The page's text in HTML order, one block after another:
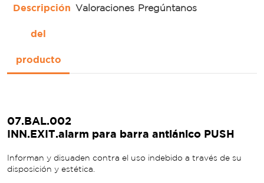
Descripción
del
producto
Valoraciones Pregúntanos
07.BAL.002
INN.EXIT.alarm para barra antiánico PUSH
Informan y disuaden contra el uso indebido a través de su
disposición y estética.